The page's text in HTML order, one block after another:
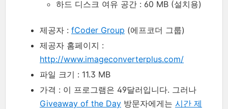
하드 디스크 여유 공간 : 60 MB (설치용)
제공자 : fCoder Group (에프코더 그룹)
제공자 홈페이지 :
http://www.imageconverterplus.com/
파일 크기 : 11.3 MB
가격 : 이 프로그램은 49달러입니다. 그러나
Giveaway of the Day 방문자에게는 시간 제